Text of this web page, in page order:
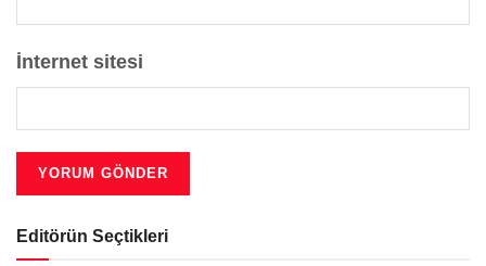
İnternet sitesi
Editörün Seçtikleri